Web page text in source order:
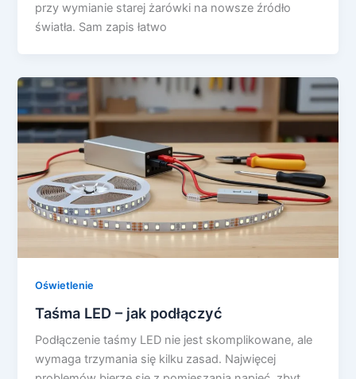
przy wymianie starej żarówki na nowsze źródło
światła. Sam zapis łatwo
Oświetlenie
Taśma LED – jak podłączyć
Podłączenie taśmy LED nie jest skomplikowane, ale
wymaga trzymania się kilku zasad. Najwięcej